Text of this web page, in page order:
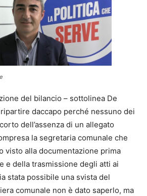
del bilancio – sottolinea De
daccapo perché nessuno dei
dell’assenza di un allegato
la segretaria comunale che
visto alla documentazione prima
e della trasmissione degli atti ai
stata possibile una svista del
comunale non è dato saperlo, ma